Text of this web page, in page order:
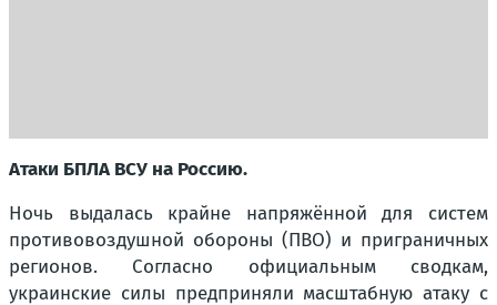
Атаки БПЛА ВСУ на Россию.
Ночь выдалась крайне напряжённой для систем
противовоздушной обороны (ПВО) и приграничных
регионов. Согласно официальным сводкам,
украинские силы предприняли масштабную атаку с